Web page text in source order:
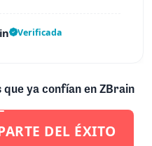
Verificada
ya confían en ZBrain
DEL ÉXITO